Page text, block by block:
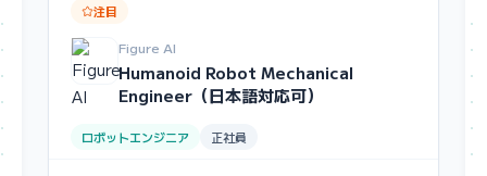
注目
Figure AI
Humanoid Robot Mechanical
Engineer（日本語対応可）
ロボットエンジニア 正社員